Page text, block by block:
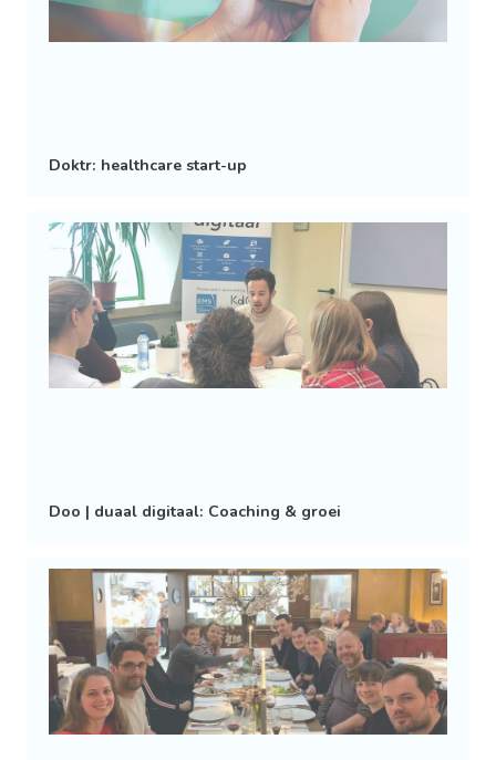
Doktr: healthcare start-up
Doo | duaal digitaal: Coaching & groei